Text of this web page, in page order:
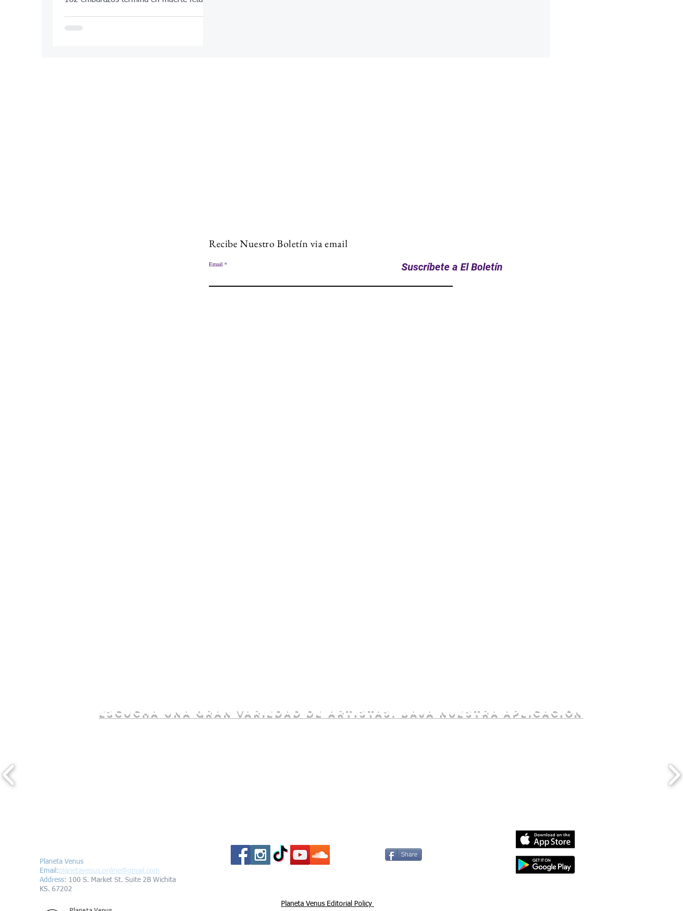
Recibe Nuestro Boletín via email
Email Suscríbete a El Boletín
escucha una gran variedad de artistas. baja nuestra aplicación
Planeta Venus
Email:planetavenus.online@gmail.com
Address: 100 S. Market St. Suite 2B Wichita
KS. 67202
Share
Planeta Venus Editorial Policy